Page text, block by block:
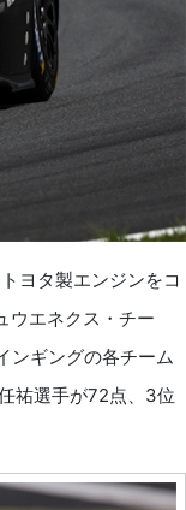
ヨタ製エンジンをコ
ウエネクス・チー
ンギングの各チーム
祐選手が72点、3位